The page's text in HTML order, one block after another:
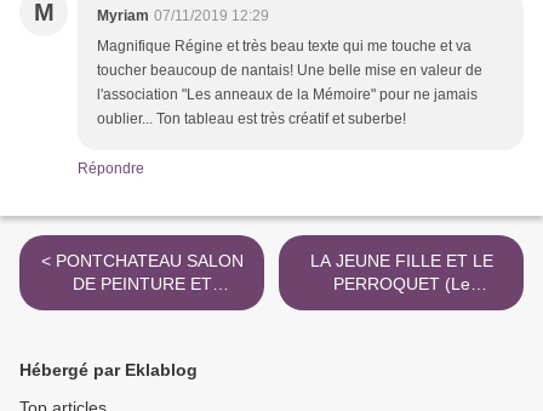
M Myriam 07/11/2019 12:29
Magnifique Régine et très beau texte qui me touche et va
toucher beaucoup de nantais! Une belle mise en valeur de
l'association "Les anneaux de la Mémoire" pour ne jamais
oublier... Ton tableau est très créatif et suberbe!
Répondre
< PONTCHATEAU SALON
DE PEINTURE ET
SCULPTURE
LA JEUNE FILLE ET LE
PERROQUET (Le
perroquet parle t'il?) >
Hébergé par Eklablog